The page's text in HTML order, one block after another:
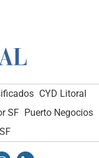
CYD Litoral
SF Puerto Negocios